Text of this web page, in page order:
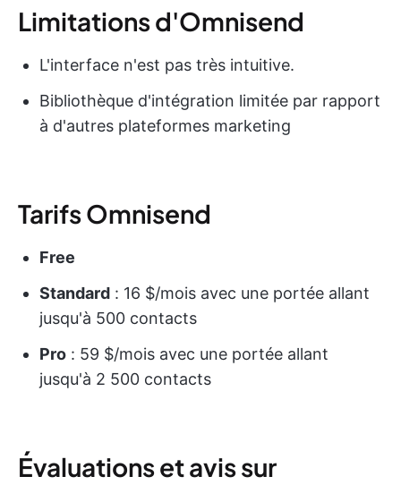
Limitations d'Omnisend
L'interface n'est pas très intuitive.
Bibliothèque d'intégration limitée par rapport
à d'autres plateformes marketing
Tarifs Omnisend
Free
Standard : 16 $/mois avec une portée allant
jusqu'à 500 contacts
Pro : 59 $/mois avec une portée allant
jusqu'à 2 500 contacts
Évaluations et avis sur